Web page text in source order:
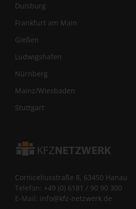
Duisburg
Frankfurt am Main
Gießen
Ludwigshafen
Nürnberg
Mainz/Wiesbaden
Stuttgart
Corniceliusstraße 8, 63450 Hanau
Telefon: +49 (0) 6181 / 90 90 300
E-Mail: info@kfz-netzwerk.de